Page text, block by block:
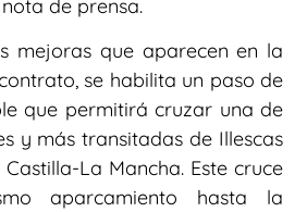
de prensa.
mejoras que aparecen en la
se habilita un paso de
que permitirá cruzar una de
y más transitadas de Illescas
La Mancha. Este cruce
aparcamiento hasta la